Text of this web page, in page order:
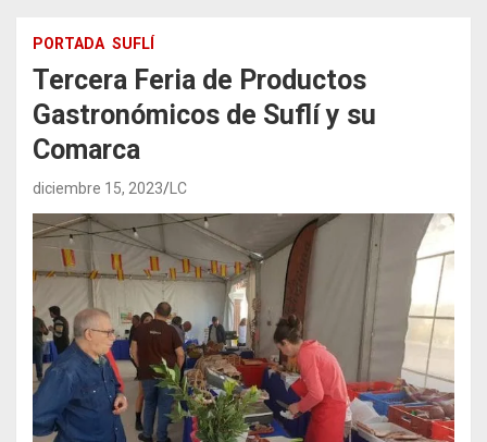
PORTADA SUFLÍ
Tercera Feria de Productos
Gastronómicos de Suflí y su
Comarca
diciembre 15, 2023 LC